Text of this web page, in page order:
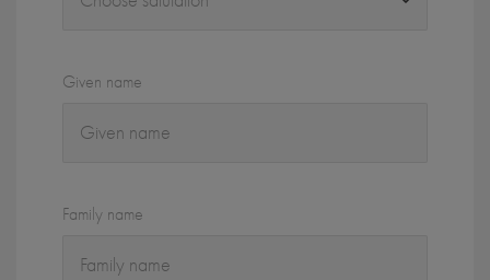
Given name
Family name